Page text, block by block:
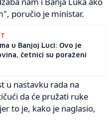
poručio je ministar.
u Banjoj Luci: Ovo je
četnici su poraženi
u nastavku rada na
da će pružati ruke
to je, kako je naglasio,